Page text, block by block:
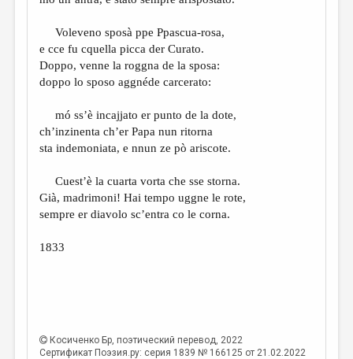
ЛИТЕРАТУРОВЕДЕНИЕ
КУЛЬТУРОВЕДЕНИЕ
РЕЦЕНЗИРОВАНИЕ
ЦИКЛЫ ПУБЛИКАЦИЙ
ТРЕДИАКОВСКИЙ
МЕДИА
Voleveno sposà ppe Ppascua-rosa,
e cce fu cquella picca der Curato.
Doppo, venne la roggna de la sposa:
doppo lo sposo aggnéde carcerato:
mó ss’è incajjato er punto de la dote,
ch’inzinenta ch’er Papa nun ritorna
sta indemoniata, e nnun ze pò ariscote.
Cuest’è la cuarta vorta che sse storna.
Già, madrimoni! Hai tempo uggne le rote,
sempre er diavolo sc’entra co le corna.
1833
Косиченко Бр, поэтический перевод, 2022
Сертификат Поэзия.ру: серия 1839 № 166125 от 21.02.2022